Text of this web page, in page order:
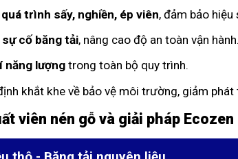
trình sấy, nghiền, ép viên, đảm bảo hiệu
sự cố băng tải, nâng cao độ an toàn vận hành.
năng lượngtrong toàn bộ quy trình.
khắt khe về bảo vệ môi trường, giảm phát
viên nén gỗ và giải pháp Ecozen